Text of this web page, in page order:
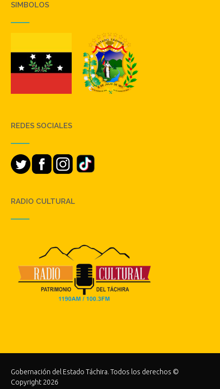
SIMBOLOS
REDES SOCIALES
RADIO CULTURAL
Gobernación del Estado Táchira. Todos los derechos ©
Copyright 2026